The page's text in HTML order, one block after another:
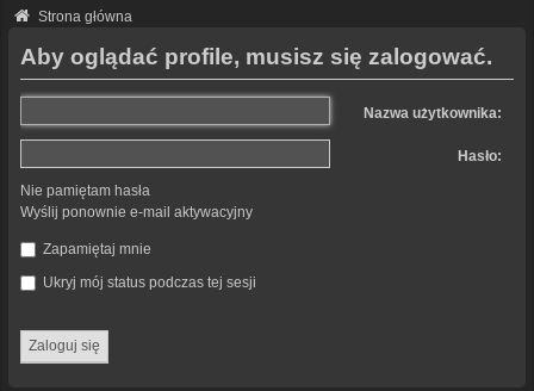
Strona główna
Aby oglądać profile, musisz się zalogować.
Nazwa użytkownika:
Hasło:
Nie pamiętam hasła
Wyślij ponownie e-mail aktywacyjny
Zapamiętaj mnie
Ukryj mój status podczas tej sesji